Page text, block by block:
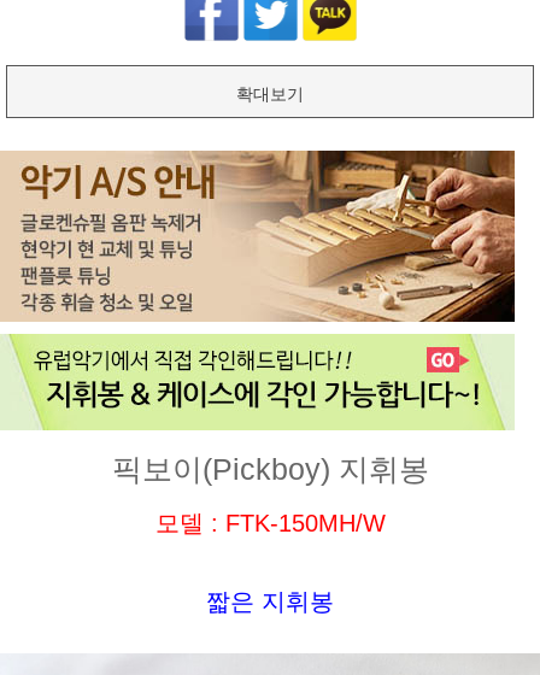
확대보기
픽보이(Pickboy) 지휘봉
모델 : FTK-150MH/W
짧은 지휘봉